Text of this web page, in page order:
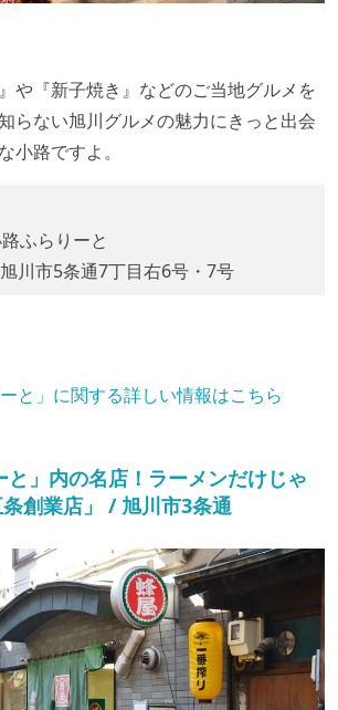
や『新子焼き』などのご当地グルメを
らない旭川グルメの魅力にきっと出会
小路ですよ。
ふらりーと
川市5条通7丁目右6号・7号
と」に関する詳しい情報はこちら
と」内の名店！ラーメンだけじゃ
創業店」 / 旭川市3条通